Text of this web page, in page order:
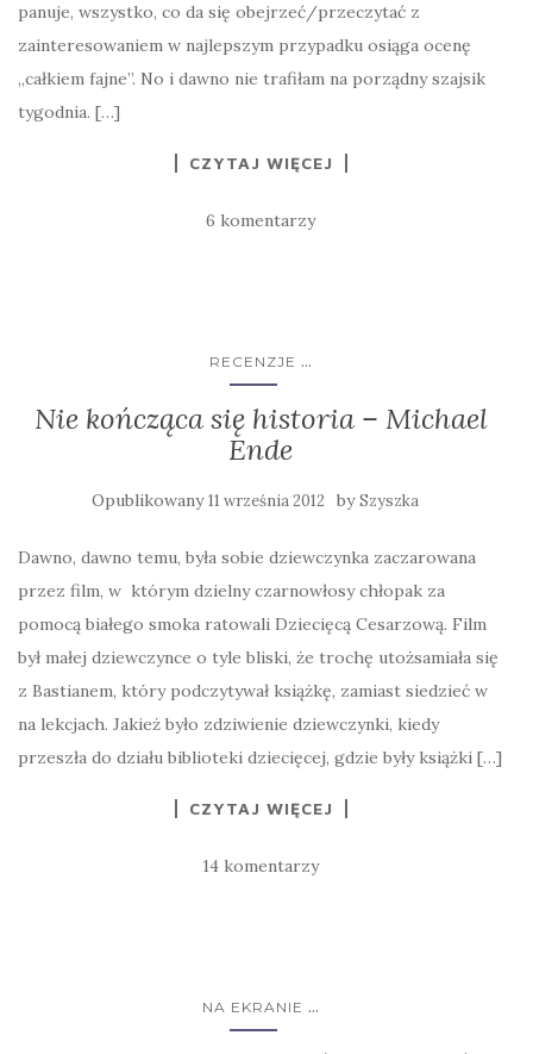
panuje, wszystko, co da się obejrzeć/przeczytać z
zainteresowaniem w najlepszym przypadku osiąga ocenę
„całkiem fajne”. No i dawno nie trafiłam na porządny szajsik
tygodnia. […]
CZYTAJ WIĘCEJ
6 komentarzy
RECENZJE ...
Nie kończąca się historia – Michael
Ende
Opublikowany11 września 2012 bySzyszka
Dawno, dawno temu, była sobie dziewczynka zaczarowana
przez film, w którym dzielny czarnowłosy chłopak za
pomocą białego smoka ratowali Dziecięcą Cesarzową. Film
był małej dziewczynce o tyle bliski, że trochę utożsamiała się
z Bastianem, który podczytywał książkę, zamiast siedzieć w
na lekcjach. Jakież było zdziwienie dziewczynki, kiedy
przeszła do działu biblioteki dziecięcej, gdzie były książki […]
CZYTAJ WIĘCEJ
14 komentarzy
NA EKRANIE ...